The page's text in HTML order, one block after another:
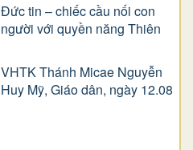
Đức tin – chiếc cầu nối con
người với quyền năng Thiên
VHTK Thánh Micae Nguyễn
Huy Mỹ, Giáo dân, ngày 12.08